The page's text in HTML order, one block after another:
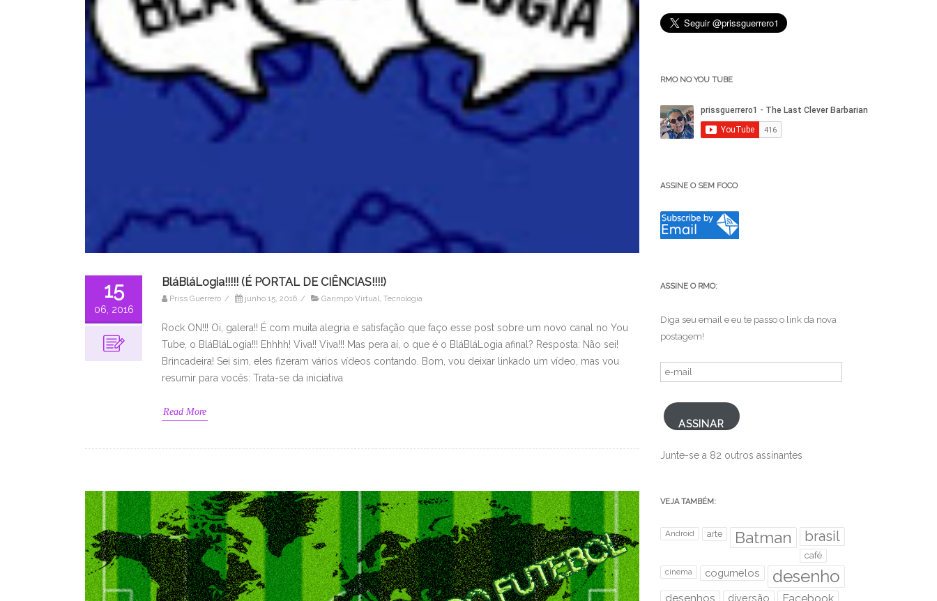
15
06, 2016
BláBláLogia!!!!! (É PORTAL DE CIÊNCIAS!!!!)
Priss Guerrero / junho 15, 2016 / Garimpo Virtual, Tecnologia
Rock ON!!! Oi, galera!! É com muita alegria e satisfação que faço esse post sobre um novo canal no You
Tube, o BláBláLogia!!! Ehhhh! Viva!! Viva!!! Mas pera aí, o que é o BláBláLogia afinal? Resposta: Não sei!
Brincadeira! Sei sim, eles fizeram vários vídeos contando. Bom, vou deixar linkado um vídeo, mas vou
resumir para vocês: Trata-se da iniciativa
Read More
RMO NO YOU TUBE
ASSINE O SEM FOCO
ASSINE O RMO:
Diga seu email e eu te passo o link da nova
postagem!
e-
mail
ASSINAR
Junte-se a 82 outros assinantes
VEJA TAMBÉM:
Android arte Batman brasil
café
cinema cogumelos desenho
desenhos diversão Facebook